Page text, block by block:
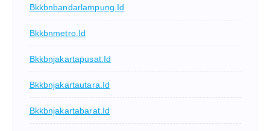
Bkkbnbandarlampung.id
Bkkbnmetro.id
Bkkbnjakartapusat.id
Bkkbnjakartautara.id
Bkkbnjakartabarat.id